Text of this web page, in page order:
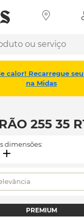
calor! Recarregue
na Midas
255 35
dimensões:
PREMIUM